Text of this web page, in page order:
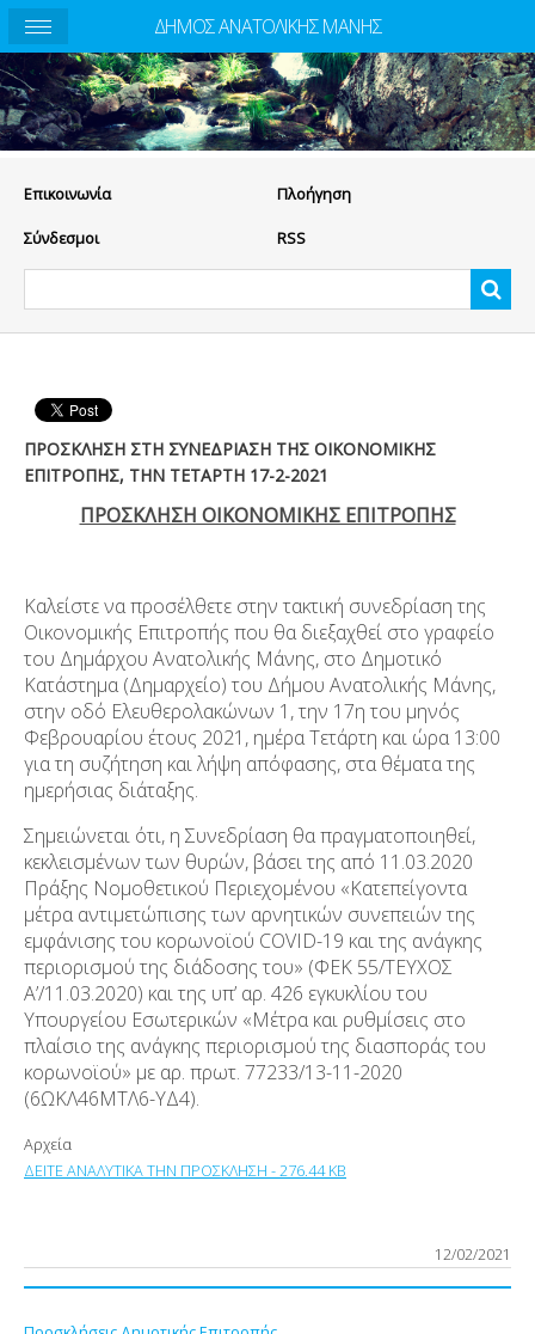
Eπικοινωνία Πλοήγηση
Σύνδεσμοι RSS
ΠΡΟΣΚΛΗΣΗ ΣΤΗ ΣΥΝΕΔΡΙΑΣΗ ΤΗΣ ΟΙΚΟΝΟΜΙΚΗΣ
ΕΠΙΤΡΟΠΗΣ, ΤΗΝ ΤΕΤΑΡΤΗ 17-2-2021
ΠΡΟΣΚΛΗΣΗ ΟΙΚΟΝΟΜΙΚΗΣ ΕΠΙΤΡΟΠΗΣ
Καλείστε να προσέλθετε στην τακτική συνεδρίαση της
Οικονομικής Επιτροπής που θα διεξαχθεί στο γραφείο
του Δημάρχου Ανατολικής Μάνης, στο Δημοτικό
Κατάστημα (Δημαρχείο) του Δήμου Ανατολικής Μάνης,
στην οδό Ελευθερολακώνων 1, την 17η του μηνός
Φεβρουαρίου έτους 2021, ημέρα Τετάρτη και ώρα 13:00
για τη συζήτηση και λήψη απόφασης, στα θέματα της
ημερήσιας διάταξης.
Σημειώνεται ότι,​​ η Συνεδρίαση θα πραγματοποιηθεί​​,
κεκλεισμένων των θυρών,​​ βάσει της από 11.03.2020
Πράξης Νομοθετικού Περιεχομένου «Κατεπείγοντα
μέτρα αντιμετώπισης των αρνητικών συνεπειών της
εμφάνισης του κορωνοϊού​​ COVID-19 και της ανάγκης
περιορισμού της διάδοσης του» (ΦΕΚ 55/ΤΕΥΧΟΣ
Α’/11.03.2020) και της υπ’ αρ. 426 εγκυκλίου του
Υπουργείου Εσωτερικών «Μέτρα και ρυθμίσεις στο
πλαίσιο της ανάγκης περιορισμού της διασποράς του
κορωνοϊού» με αρ. πρωτ. 77233/13-11-2020
(6ΩΚΛ46ΜΤΛ6-ΥΔ4).
Αρχεία
ΔΕΙΤΕ ΑΝΑΛΥΤΙΚΑ ΤΗΝ ΠΡΟΣΚΛΗΣΗ - 276.44 KB
12/02/2021
ΔΗΜΟΣ ΑΝΑΤΟΛΙΚΗΣ ΜΑΝΗΣ